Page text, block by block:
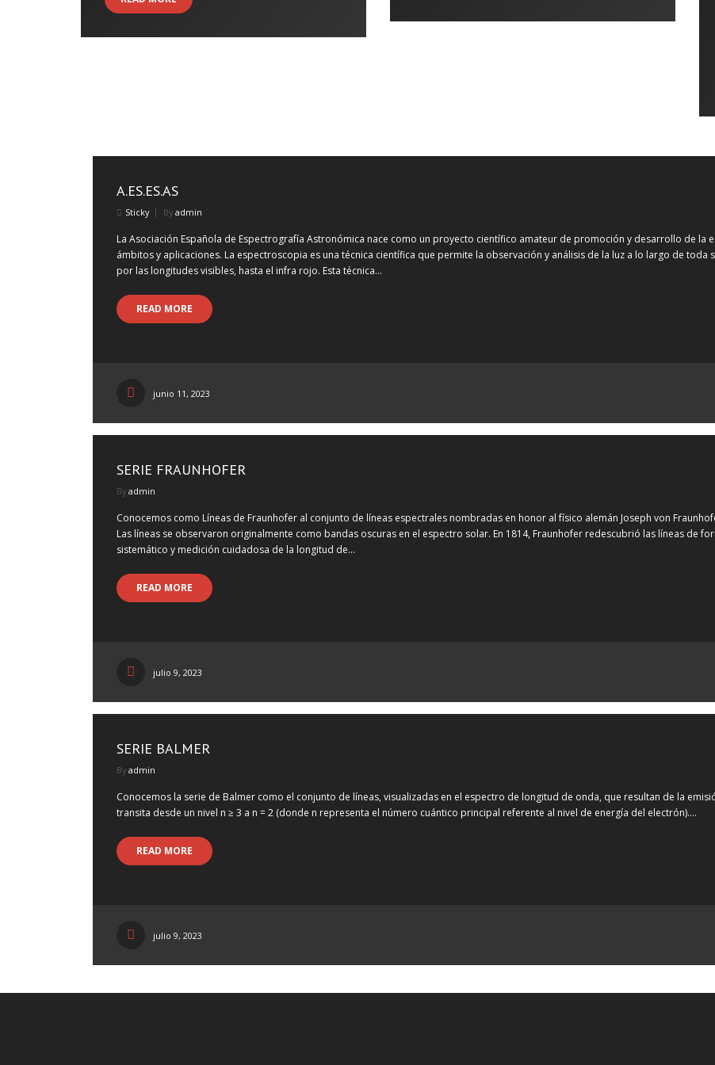
A.ES.ES.AS
Sticky By admin
La Asociación Española de Espectrografía Astronómica nace como un proyecto científico amateur de promoción y desarrollo de la
ámbitos y aplicaciones. La espectroscopia es una técnica científica que permite la observación y análisis de la luz a lo largo de
por las longitudes visibles, hasta el infra rojo. Esta técnica…
READ MORE
junio 11, 2023
SERIE FRAUNHOFER
By admin
Conocemos como Líneas de Fraunhofer al conjunto de líneas espectrales nombradas en honor al físico alemán Joseph von
Las líneas se observaron originalmente como bandas oscuras en el espectro solar. En 1814, Fraunhofer redescubrió las líneas de
sistemático y medición cuidadosa de la longitud de…
READ MORE
julio 9, 2023
SERIE BALMER
By admin
Conocemos la serie de Balmer​ como el conjunto de líneas, visualizadas en el espectro de longitud de onda, que resultan de la
transita desde un nivel n ≥ 3 a n = 2 (donde n representa el número cuántico principal referente al nivel de energía del electrón).…
READ MORE
julio 9, 2023